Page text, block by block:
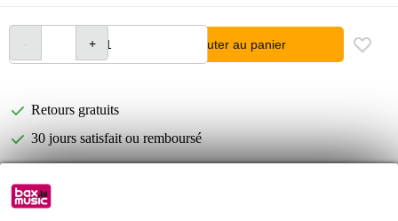
Ajouter au panier
Retours gratuits
30 jours satisfait ou remboursé
Retrait gratuit en magasin